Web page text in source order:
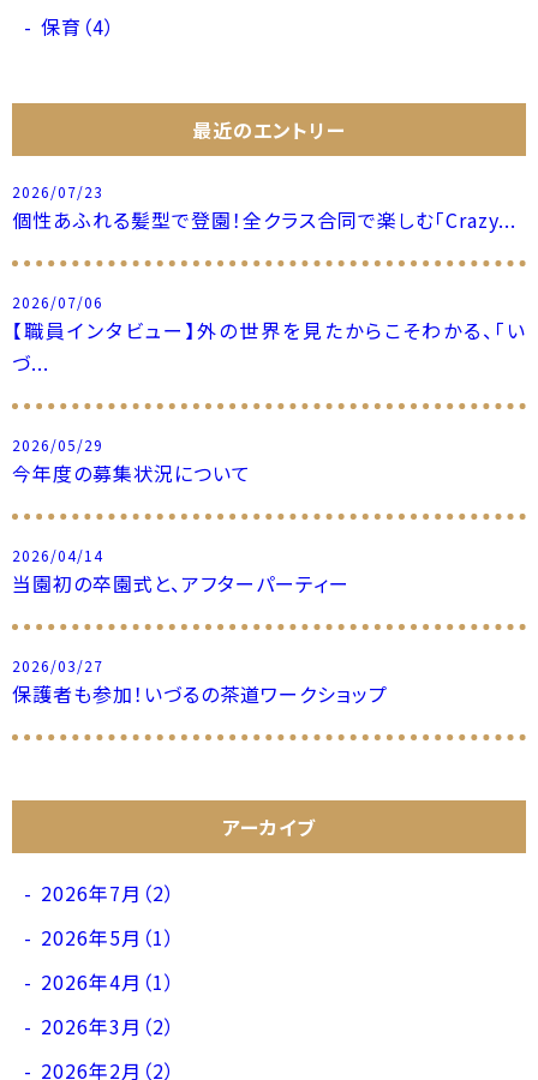
保育（4）
最近のエントリー
2026/07/23
個性あふれる髪型で登園！全クラス合同で楽しむ「Crazy...
2026/07/06
【職員インタビュー】外の世界を見たからこそわかる、「い
づ...
2026/05/29
今年度の募集状況について
2026/04/14
当園初の卒園式と、アフターパーティー
2026/03/27
保護者も参加！いづるの茶道ワークショップ
アーカイブ
2026年7月（2）
2026年5月（1）
2026年4月（1）
2026年3月（2）
2026年2月（2）